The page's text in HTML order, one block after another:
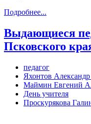
Подробнее...
Выдающиеся
Псковского
педагог
Яхонтов
Маймин Евгений
День учителя
Проскурякова